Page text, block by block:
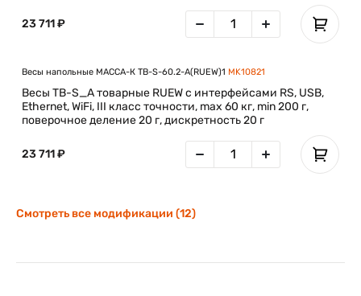
23 711 ₽
Весы напольные МАССА-К TB-S-60.2-A(RUEW)1 MK10821
Весы TB-S_A товарные RUEW с интерфейсами RS, USB,
Ethernet, WiFi, III класс точности, max 60 кг, min 200 г,
поверочное деление 20 г, дискретность 20 г
23 711 ₽
Смотреть все модификации (12)